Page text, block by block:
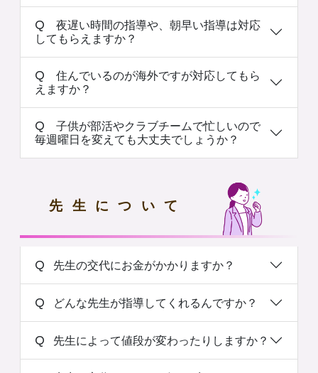
Q 夜遅い時間の指導や、朝早い指導は対応
してもらえますか？
Q 住んでいるのが海外ですが対応してもら
えますか？
Q 子供が部活やクラブチームで忙しいので
毎週曜日を変えても大丈夫でしょうか？
先生について
Q 先生の交代にお金がかかりますか？
Q どんな先生が指導してくれるんですか？
Q 先生によって値段が変わったりしますか？